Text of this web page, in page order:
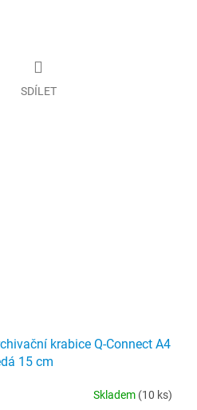
SDÍLET
krabice Q-Connect A4
15 cm
Skladem (10 ks)